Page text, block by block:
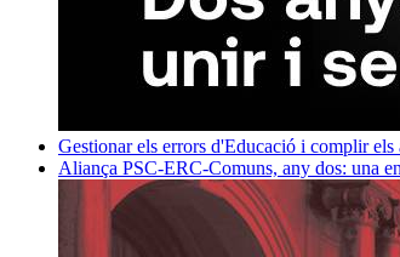
Gestionar els errors d'Educació i complir els
Aliança PSC-ERC-Comuns, any dos: una